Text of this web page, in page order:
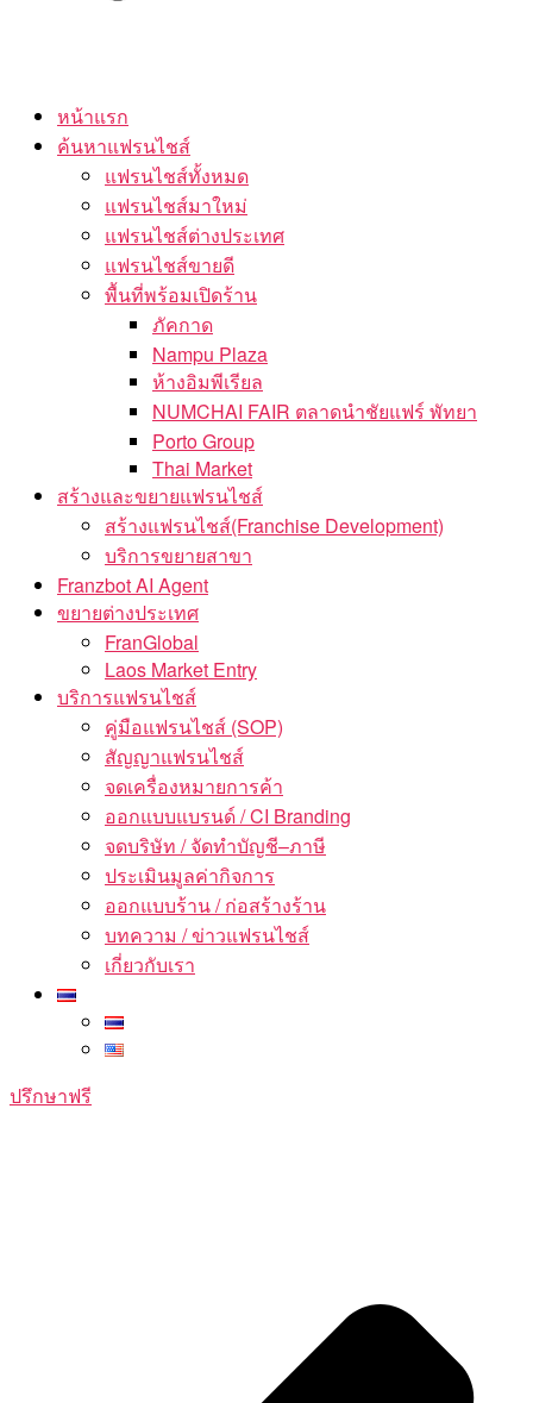
หน้าแรก
ค้นหาแฟรนไชส์
แฟรนไชส์ทั้งหมด
แฟรนไชส์มาใหม่
แฟรนไชส์ต่างประเทศ
แฟรนไชส์ขายดี
พื้นที่พร้อมเปิดร้าน
ภัคกาด
Nampu Plaza
ห้างอิมพีเรียล
NUMCHAI FAIR ตลาดนำชัยแฟร์ พัทยา
Porto Group
Thai Market
สร้างและขยายแฟรนไชส์
สร้างแฟรนไชส์(Franchise Development)
บริการขยายสาขา
Franzbot AI Agent
ขยายต่างประเทศ
FranGlobal
Laos Market Entry
บริการแฟรนไชส์
คู่มือแฟรนไชส์ (SOP)
สัญญาแฟรนไชส์
จดเครื่องหมายการค้า
ออกแบบแบรนด์ / CI Branding
จดบริษัท / จัดทำบัญชี–ภาษี
ประเมินมูลค่ากิจการ
ออกแบบร้าน / ก่อสร้างร้าน
บทความ / ข่าวแฟรนไชส์
เกี่ยวกับเรา
ปรึกษาฟรี